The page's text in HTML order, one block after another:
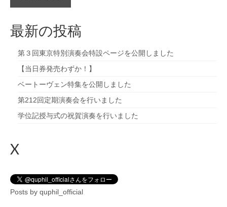
最新の投稿
第３回東京特別演奏会特設ページを公開しました
【当日券発売わずか！】
ベートーヴェン特集を公開しました
第212回定期演奏会を行いました
学位記授与式の祝賀演奏を行いました
X
Posts by quphil_official